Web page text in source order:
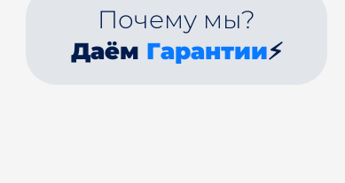
Почему мы?
Даём Гарантии⚡